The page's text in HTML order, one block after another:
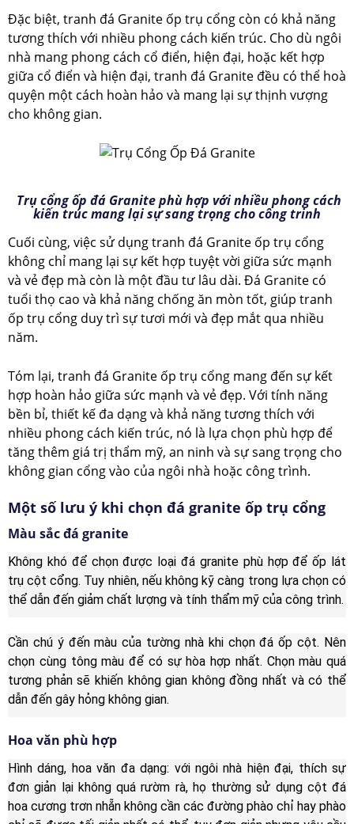
Đặc biệt, tranh đá Granite ốp trụ cổng còn có khả năng
tương thích với nhiều phong cách kiến trúc. Cho dù ngôi
nhà mang phong cách cổ điển, hiện đại, hoặc kết hợp
giữa cổ điển và hiện đại, tranh đá Granite đều có thể hoà
quyện một cách hoàn hảo và mang lại sự thịnh vượng
cho không gian.
Trụ cổng ốp đá Granite phù hợp với nhiều phong cách
kiến trúc mang lại sự sang trọng cho công trinh
Cuối cùng, việc sử dụng tranh đá Granite ốp trụ cổng
không chỉ mang lại sự kết hợp tuyệt vời giữa sức mạnh
và vẻ đẹp mà còn là một đầu tư lâu dài. Đá Granite có
tuổi thọ cao và khả năng chống ăn mòn tốt, giúp tranh
ốp trụ cổng duy trì sự tươi mới và đẹp mắt qua nhiều
năm.
Tóm lại, tranh đá Granite ốp trụ cổng mang đến sự kết
hợp hoàn hảo giữa sức mạnh và vẻ đẹp. Với tính năng
bền bỉ, thiết kế đa dạng và khả năng tương thích với
nhiều phong cách kiến trúc, nó là lựa chọn phù hợp để
tăng thêm giá trị thẩm mỹ, an ninh và sự sang trọng cho
không gian cổng vào của ngôi nhà hoặc công trình.
Một số lưu ý khi chọn đá granite ốp trụ cổng
Màu sắc đá granite
Không khó để chọn được loại đá granite phù hợp để ốp lát
trụ cột cổng. Tuy nhiên, nếu không kỹ càng trong lựa chọn có
thể dẫn đến giảm chất lượng và tính thẩm mỹ của công trình.
Cần chú ý đến màu của tường nhà khi chọn đá ốp cột. Nên
chọn cùng tông màu để có sự hòa hợp nhất. Chọn màu quá
tương phản sẽ khiến không gian không đồng nhất và có thể
dẫn đến gây hỏng không gian.
Hoa văn phù hợp
Hình dáng, hoa văn đa dạng: với ngôi nhà hiện đại, thích sự
đơn giản lại không quá rườm rà, họ thường sử dụng cột đá
hoa cương trơn nhẵn không cần các đường phào chỉ hay phào